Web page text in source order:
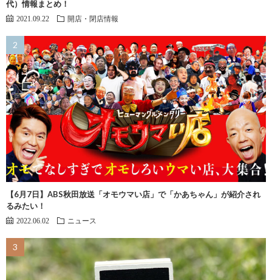
代）情報まとめ！
2021.09.22 開店・閉店情報
【6月7日】ABS秋田放送「オモウマい店」で「かあちゃん」が紹介され
るみたい！
2022.06.02 ニュース